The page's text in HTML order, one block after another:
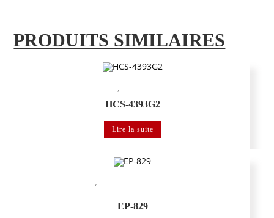
PRODUITS SIMILAIRES
,
HCS-4393G2
Lire la suite
,
EP-829